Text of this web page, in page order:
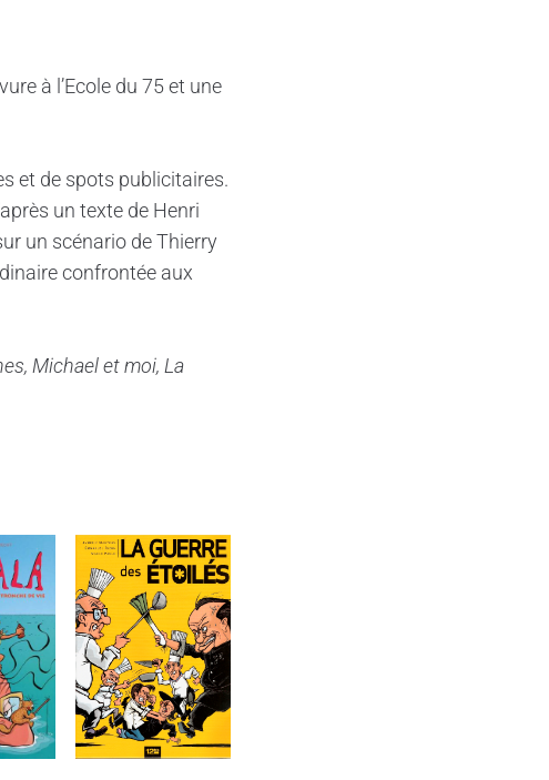
à l’Ecole du 75 et une
et de spots publicitaires.
un texte de Henri
un scénario de Thierry
confrontée aux
Michael et moi, La